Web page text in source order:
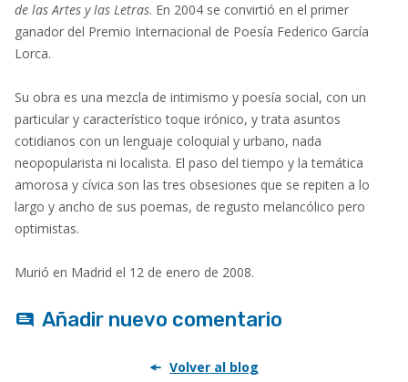
de las Artes y las Letras. En 2004 se convirtió en el primer
ganador del Premio Internacional de Poesía Federico García
Lorca.
Su obra es una mezcla de intimismo y poesía social, con un
particular y característico toque irónico, y trata asuntos
cotidianos con un lenguaje coloquial y urbano, nada
neopopularista ni localista. El paso del tiempo y la temática
amorosa y cívica son las tres obsesiones que se repiten a lo
largo y ancho de sus poemas, de regusto melancólico pero
optimistas.
Murió en Madrid el 12 de enero de 2008.
Añadir nuevo comentario
Volver al blog